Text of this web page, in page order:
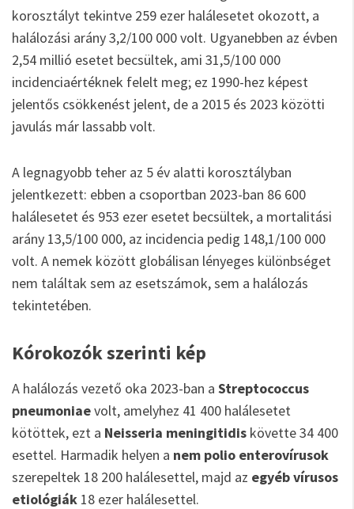
korosztályt tekintve 259 ezer halálesetet okozott, a
halálozási arány 3,2/100 000 volt. Ugyanebben az évben
2,54 millió esetet becsültek, ami 31,5/100 000
incidenciaértéknek felelt meg; ez 1990-hez képest
jelentős csökkenést jelent, de a 2015 és 2023 közötti
javulás már lassabb volt.
A legnagyobb teher az 5 év alatti korosztályban
jelentkezett: ebben a csoportban 2023-ban 86 600
halálesetet és 953 ezer esetet becsültek, a mortalitási
arány 13,5/100 000, az incidencia pedig 148,1/100 000
volt. A nemek között globálisan lényeges különbséget
nem találtak sem az esetszámok, sem a halálozás
tekintetében.
Kórokozók szerinti kép
A halálozás vezető oka 2023-ban a Streptococcus
pneumoniaevolt, amelyhez 41 400 halálesetet
kötöttek, ezt a Neisseria meningitidis követte 34 400
esettel. Harmadik helyen a nem polio enterovírusok
szerepeltek 18 200 halálesettel, majd az egyéb vírusos
etiológiák 18 ezer halálesettel.